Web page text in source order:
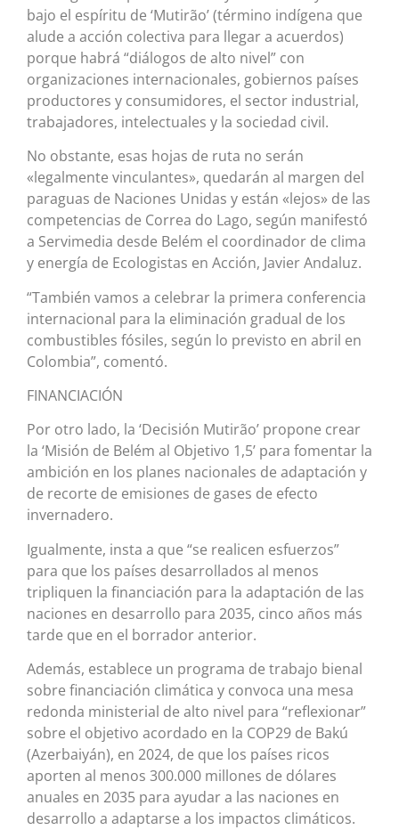
bajo el espíritu de ‘Mutirão’ (término indígena que
alude a acción colectiva para llegar a acuerdos)
porque habrá “diálogos de alto nivel” con
organizaciones internacionales, gobiernos países
productores y consumidores, el sector industrial,
trabajadores, intelectuales y la sociedad civil.
No obstante, esas hojas de ruta no serán
«legalmente vinculantes», quedarán al margen del
paraguas de Naciones Unidas y están «lejos» de las
competencias de Correa do Lago, según manifestó
a Servimedia desde Belém el coordinador de clima
y energía de Ecologistas en Acción, Javier Andaluz.
“También vamos a celebrar la primera conferencia
internacional para la eliminación gradual de los
combustibles fósiles, según lo previsto en abril en
Colombia”, comentó.
FINANCIACIÓN
Por otro lado, la ‘Decisión Mutirão’ propone crear
la ‘Misión de Belém al Objetivo 1,5’ para fomentar la
ambición en los planes nacionales de adaptación y
de recorte de emisiones de gases de efecto
invernadero.
Igualmente, insta a que “se realicen esfuerzos”
para que los países desarrollados al menos
tripliquen la financiación para la adaptación de las
naciones en desarrollo para 2035, cinco años más
tarde que en el borrador anterior.
Además, establece un programa de trabajo bienal
sobre financiación climática y convoca una mesa
redonda ministerial de alto nivel para “reflexionar”
sobre el objetivo acordado en la COP29 de Bakú
(Azerbaiyán), en 2024, de que los países ricos
aporten al menos 300.000 millones de dólares
anuales en 2035 para ayudar a las naciones en
desarrollo a adaptarse a los impactos climáticos.